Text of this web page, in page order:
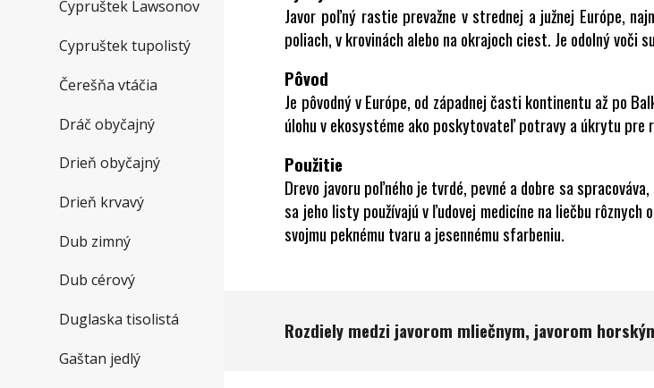
Cypruštek Lawsonov
Cypruštek tupolistý
Čerešňa vtáčia
Dráč obyčajný
Drieň obyčajný
Drieň krvavý
Dub zimný
Dub cérový
Duglaska tisolistá
Gaštan jedlý
Javor poľný rastie prevažne v strednej a južnej Európe,
poliach, v krovinách alebo na okrajoch ciest. Je odolný voči
Pôvod
Je pôvodný v Európe, od západnej časti kontinentu až po
úlohu v ekosystéme ako poskytovateľ potravy a úkrytu pre
Použitie
Drevo javoru poľného je tvrdé, pevné a dobre sa
sa jeho listy používajú v ľudovej medicíne na liečbu
svojmu peknému tvaru a jesennému sfarbeniu.
Rozdiely medzi javorom mliečnym, javorom